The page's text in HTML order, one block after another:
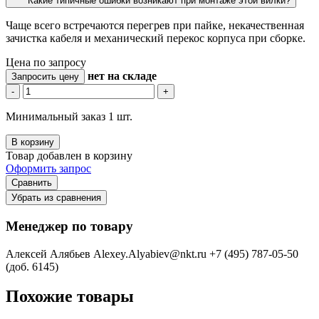
Чаще всего встречаются перегрев при пайке, некачественная
зачистка кабеля и механический перекос корпуса при сборке.
Цена по запросу
Запросить цену нет на складе
- +
Минимальный заказ 1 шт.
В корзину
Товар добавлен в корзину
Оформить запрос
Сравнить
Убрать из сравнения
Менеджер по товару
Алексей Алябьев Alexey.Alyabiev@nkt.ru +7 (495) 787-05-50
(доб. 6145)
Похожие товары